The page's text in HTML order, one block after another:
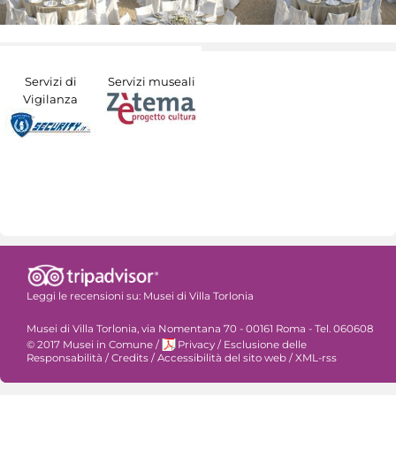
Servizi di
Vigilanza
Servizi museali
Leggi le recensioni su: Musei di Villa Torlonia
Musei di Villa Torlonia, via Nomentana 70 - 00161 Roma - Tel. 060608
© 2017 Musei in Comune / Privacy / Esclusione delle
Responsabilità /Credits /Accessibilità del sito web /XML-rss